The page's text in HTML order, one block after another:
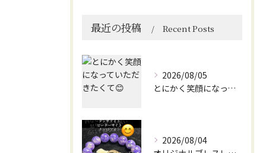
最近の投稿 Recent Posts
2026/08/05
とにかく笑顔になっていただきたくて😊
2026/08/04